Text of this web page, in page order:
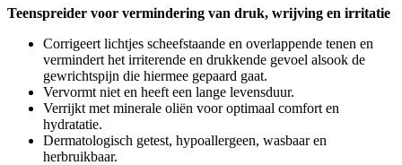
Teenspreider voor vermindering van druk, wrijving en irritatie
Corrigeert lichtjes scheefstaande en overlappende tenen en
vermindert het irriterende en drukkende gevoel alsook de
gewrichtspijn die hiermee gepaard gaat.
Vervormt niet en heeft een lange levensduur.
Verrijkt met minerale oliën voor optimaal comfort en
hydratatie.
Dermatologisch getest, hypoallergeen, wasbaar en
herbruikbaar.